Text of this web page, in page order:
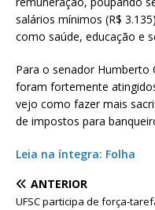
salários mínimos (R$
como saúde, educação e
Para o senador Humberto
foram fortemente
vejo como fazer mais
de impostos para
Leia na íntegra: Folha
ANTERIOR
UFSC participa de força-